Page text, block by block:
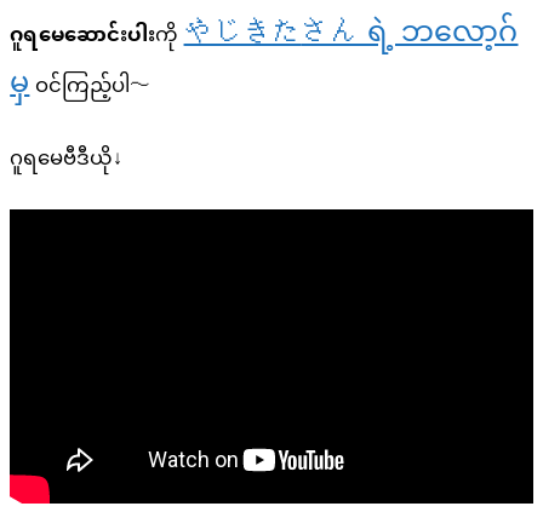
ဂူရမေဆောင်းပါးကိုやじきたさん ရဲ့ ဘလော့ဂ်
မှဝင်ကြည့်ပါ〜
ဂူရမေဗီဒီယို↓